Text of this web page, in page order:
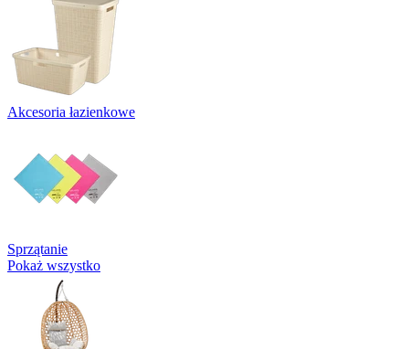
Akcesoria łazienkowe
Sprzątanie
Pokaż wszystko